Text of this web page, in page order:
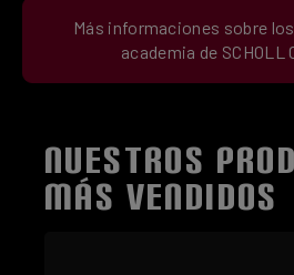
Más informaciones sobre
academia de SCHOLL
Omitir la galería de productos
NUESTROS
MÁS VENDIDOS